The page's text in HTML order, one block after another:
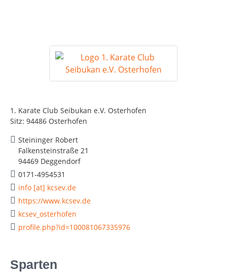
1. Karate Club Seibukan e.V. Osterhofen
Sitz: 94486 Osterhofen
Steininger Robert
Falkensteinstraße 21
94469 Deggendorf
0171-4954531
info [at] kcsev.de
https://www.kcsev.de
kcsev_osterhofen
profile.php?id=100081067335976
Sparten